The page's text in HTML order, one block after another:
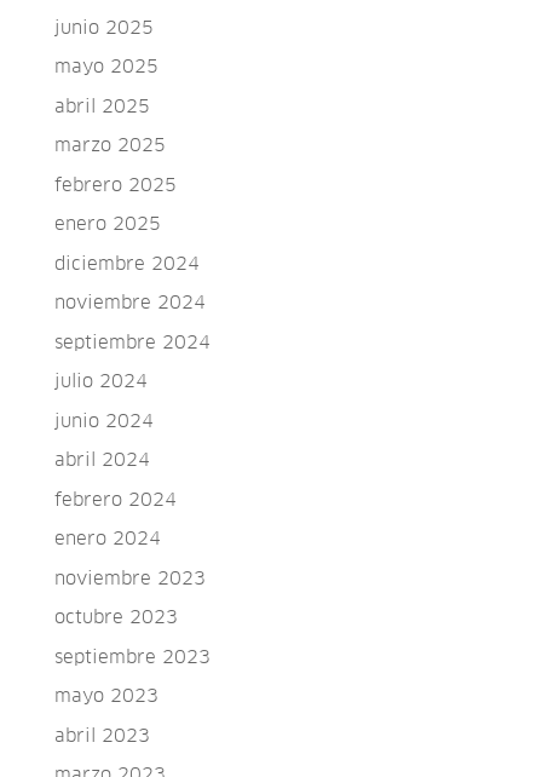
junio 2025
mayo 2025
abril 2025
marzo 2025
febrero 2025
enero 2025
diciembre 2024
noviembre 2024
septiembre 2024
julio 2024
junio 2024
abril 2024
febrero 2024
enero 2024
noviembre 2023
octubre 2023
septiembre 2023
mayo 2023
abril 2023